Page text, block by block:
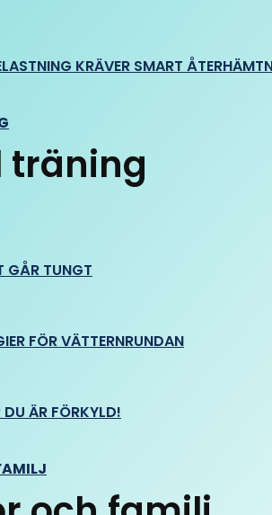
KRÄVER SMART
träning
GÅR TUNGT
FÖR VÄTTERNRUNDAN
ÄR FÖRKYLD!